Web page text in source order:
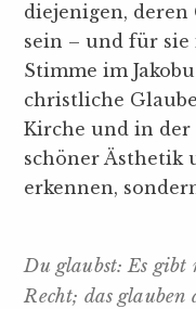
diejenigen, deren
sein – und für sie
Stimme im
christliche
Kirche und in
schöner Ästhetik
erkennen,
Du glaubst: Es
Recht; das